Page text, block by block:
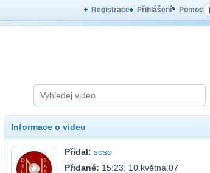
Registrace Přihlášení Pomoc
Informace o videu
Přidal: soso
Přidané: 15:23, 10.května.07